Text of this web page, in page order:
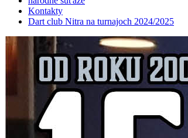
Kontakty
Dart club Nitra na turnajoch 2024/2025